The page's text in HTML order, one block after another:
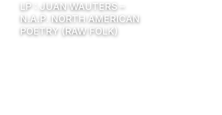
LP : JUAN WAUTERS –
N.A.P. NORTH AMERICAN
POETRY (RAW FOLK)